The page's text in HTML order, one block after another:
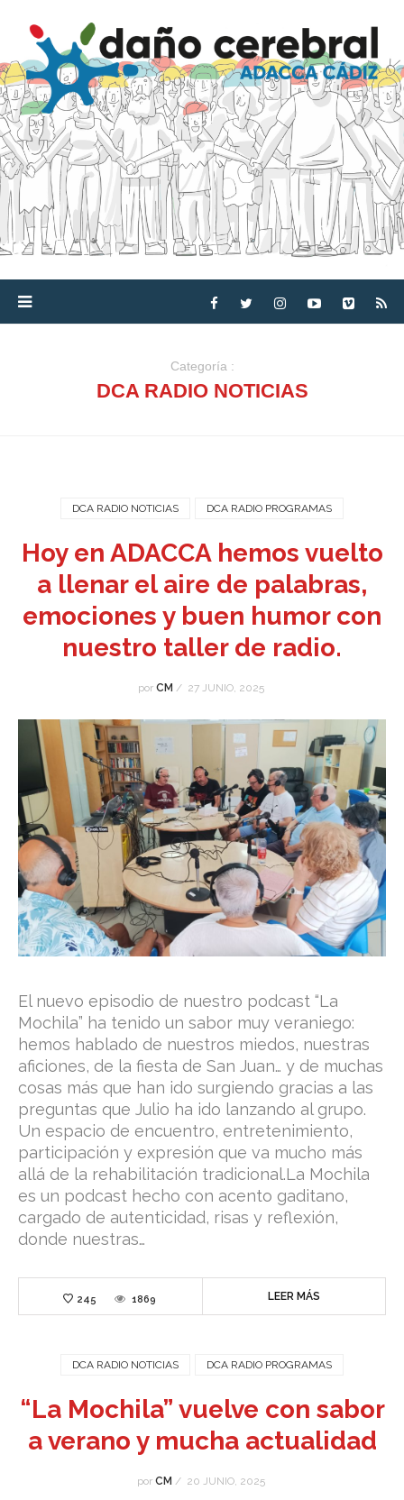
Categoría :
DCA RADIO NOTICIAS
DCA RADIO NOTICIAS DCA RADIO PROGRAMAS
Hoy en ADACCA hemos vuelto
a llenar el aire de palabras,
emociones y buen humor con
nuestro taller de radio.
por CM / 27 JUNIO, 2025
El nuevo episodio de nuestro podcast “La
Mochila” ha tenido un sabor muy veraniego:
hemos hablado de nuestros miedos, nuestras
aficiones, de la fiesta de San Juan… y de muchas
cosas más que han ido surgiendo gracias a las
preguntas que Julio ha ido lanzando al grupo.
Un espacio de encuentro, entretenimiento,
participación y expresión que va mucho más
allá de la rehabilitación tradicional.La Mochila
es un podcast hecho con acento gaditano,
cargado de autenticidad, risas y reflexión,
donde nuestras…
245 1869 LEER MÁS
DCA RADIO NOTICIAS DCA RADIO PROGRAMAS
“La Mochila” vuelve con sabor
a verano y mucha actualidad
por CM / 20 JUNIO, 2025